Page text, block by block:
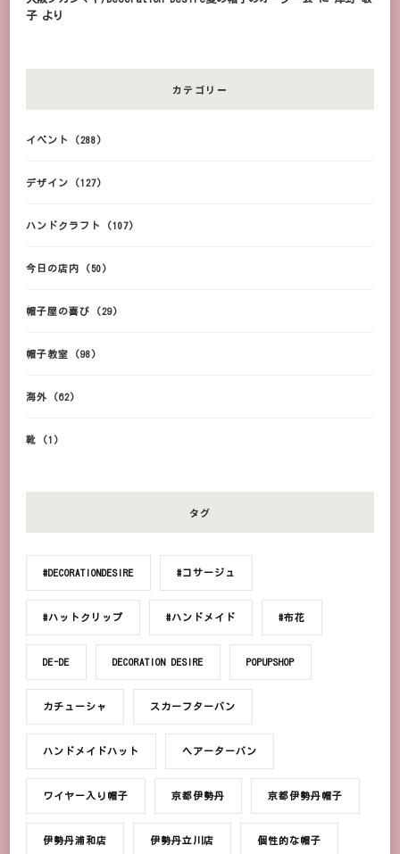
子より
カテゴリー
イベント (288)
デザイン (127)
ハンドクラフト (107)
今日の店内 (50)
帽子屋の喜び (29)
帽子教室 (98)
海外 (62)
靴 (1)
タグ
#DECORATIONDESIRE #コサージュ
#ハットクリップ #ハンドメイド #布花
DE-DE DECORATION DESIRE POPUPSHOP
カチューシャ スカーフターバン
ハンドメイドハット ヘアーターバン
ワイヤー入り帽子 京都伊勢丹 京都伊勢丹帽子
伊勢丹浦和店 伊勢丹立川店 個性的な帽子